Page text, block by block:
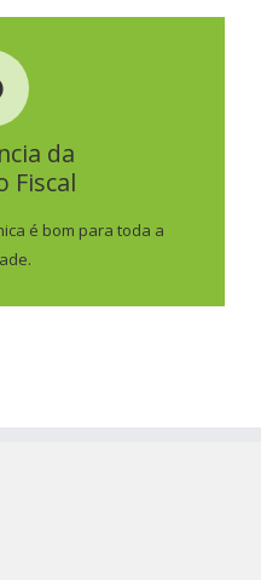
da
Fiscal
é bom para toda a
DA